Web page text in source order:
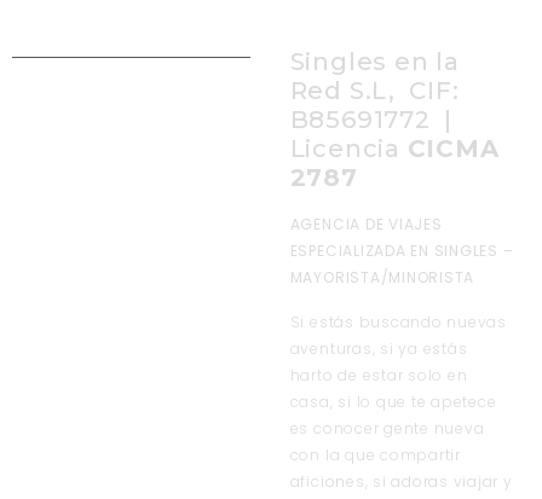
Singles en la
Red S.L, CIF:
B85691772 |
Licencia CICMA
2787
AGENCIA DE VIAJES
ESPECIALIZADA EN SINGLES –
MAYORISTA/MINORISTA
Si estás buscando nuevas
aventuras, si ya estás
harto de estar solo en
casa, si lo que te apetece
es conocer gente nueva
con la que compartir
aficiones, si adoras viajar y